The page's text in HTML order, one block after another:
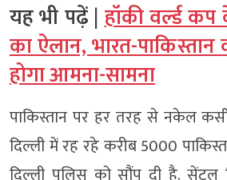
यह भी पढ़ें |हॉकी वर्ल्ड
का ऐलान, भारत-
होगा आमना-सामना
पाकिस्तान पर हर तरह से नकेल
दिल्ली में रह रहे करीब 5000